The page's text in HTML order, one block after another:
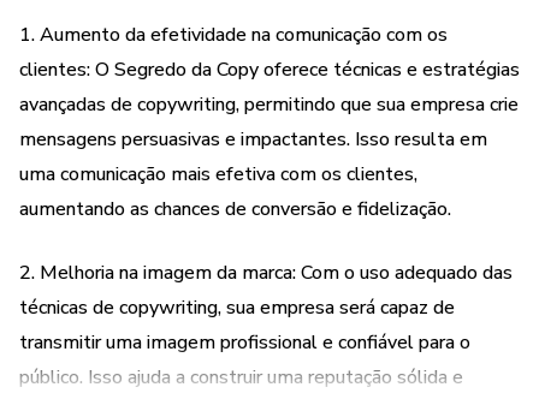
1. Aumento da efetividade na comunicação com os
clientes: O Segredo da Copy oferece técnicas e estratégias
avançadas de copywriting, permitindo que sua empresa crie
mensagens persuasivas e impactantes. Isso resulta em
uma comunicação mais efetiva com os clientes,
aumentando as chances de conversão e fidelização.
2. Melhoria na imagem da marca: Com o uso adequado das
técnicas de copywriting, sua empresa será capaz de
transmitir uma imagem profissional e confiável para o
público. Isso ajuda a construir uma reputação sólida e